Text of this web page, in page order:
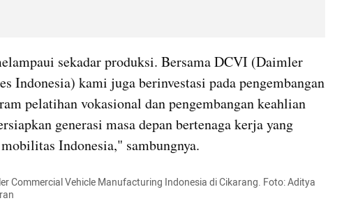
sekadar produksi. Bersama DCVI (Daimler
Indonesia) kami juga berinvestasi pada pengembangan
pelatihan vokasional dan pengembangan keahlian
generasi masa depan bertenaga kerja yang
Indonesia," sambungnya.
Commercial Vehicle Manufacturing Indonesia di Cikarang. Foto: Aditya